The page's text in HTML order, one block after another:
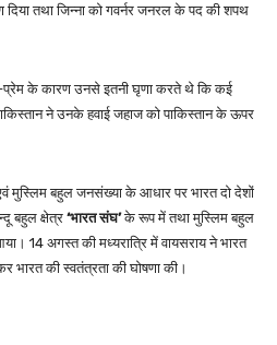
दिया तथा जिन्ना को गवर्नर जनरल के पद की शपथ
प्रेम के कारण उनसे इतनी घृणा करते थे कि कई
ने उनके हवाई जहाज को पाकिस्तान के ऊपर
मुस्लिम बहुल जनसंख्या के आधार पर भारत दो देशों
बहुल क्षेत्र‘भारत संघ’के रूप में तथा मुस्लिम बहुल
14 अगस्त की मध्यरात्रि में वायसराय ने भारत
भारत की स्वतंत्रता की घोषणा की।